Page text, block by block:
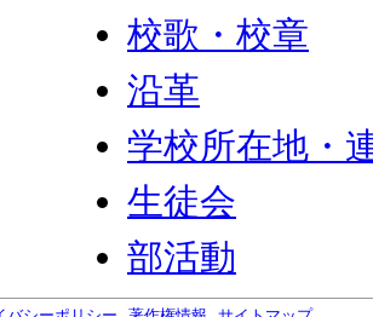
校歌・校章
沿革
学校所在地・
生徒会
部活動